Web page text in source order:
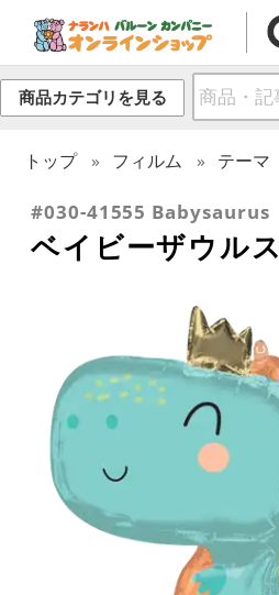
商品カテゴリを見る
トップ フィルム テーマ
#030-41555 Babysaurus
ベイビーザウルス